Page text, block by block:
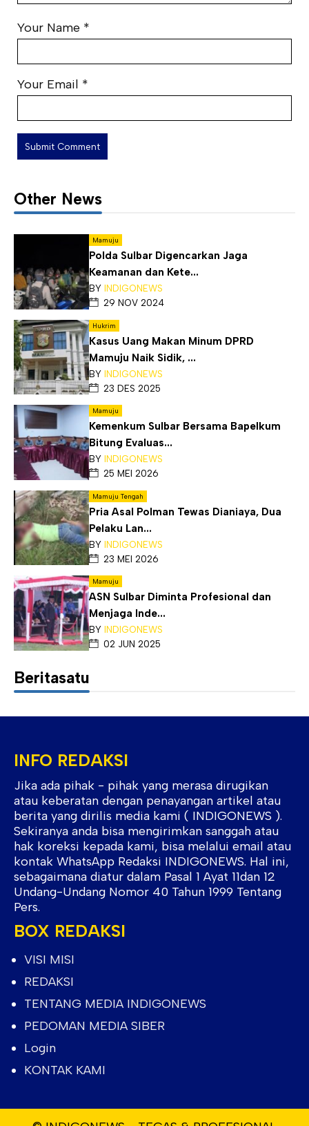
Your Name *
Your Email *
Other News
Mamuju
Polda Sulbar Digencarkan Jaga
Keamanan dan Kete...
BY INDIGONEWS
29 NOV 2024
Hukrim
Kasus Uang Makan Minum DPRD
Mamuju Naik Sidik, ...
BY INDIGONEWS
23 DES 2025
Mamuju
Kemenkum Sulbar Bersama Bapelkum
Bitung Evaluas...
BY INDIGONEWS
25 MEI 2026
Mamuju Tengah
Pria Asal Polman Tewas Dianiaya, Dua
Pelaku Lan...
BY INDIGONEWS
23 MEI 2026
Mamuju
ASN Sulbar Diminta Profesional dan
Menjaga Inde...
BY INDIGONEWS
02 JUN 2025
Beritasatu
INFO REDAKSI
Jika ada pihak - pihak yang merasa dirugikan
atau keberatan dengan penayangan artikel atau
berita yang dirilis media kami ( INDIGONEWS ).
Sekiranya anda bisa mengirimkan sanggah atau
hak koreksi kepada kami, bisa melalui email atau
kontak WhatsApp Redaksi INDIGONEWS. Hal ini,
sebagaimana diatur dalam Pasal 1 Ayat 11dan 12
Undang-Undang Nomor 40 Tahun 1999 Tentang
Pers.
BOX REDAKSI
VISI MISI
REDAKSI
TENTANG MEDIA INDIGONEWS
PEDOMAN MEDIA SIBER
Login
KONTAK KAMI